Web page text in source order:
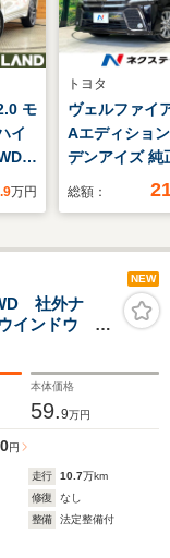
モ
イ
周
動
セン
トイ
.9万円
トヨタ
ヴェルファイ
Aエディショ
デンアイズ 純
ビ フリップ
ルーズコン
クリアラン
LEDヘッド
ETC
煙車 ワンオ
総額：
NEW
社外ナ
インドウ パ
-ト)
本体価格
59.9万円
円
走行 10.7万km
修復
なし
整備
法定整備付